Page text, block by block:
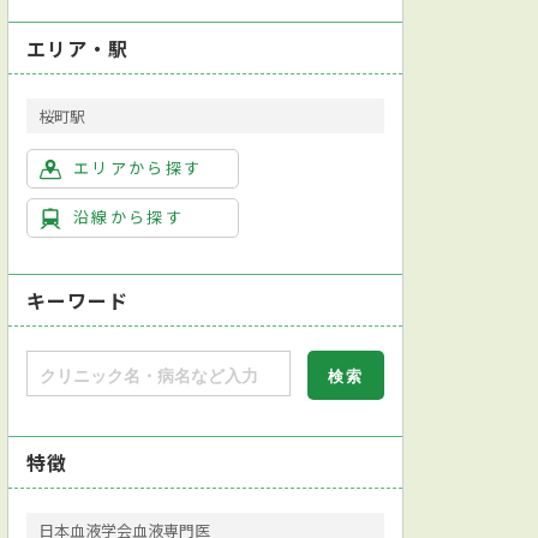
エリア・駅
桜町駅
エリアから探す
沿線から探す
キーワード
特徴
日本血液学会血液専門医